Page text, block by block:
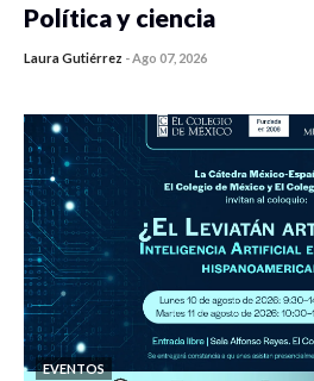
Política y ciencia
Laura Gutiérrez -Ago 07, 2026
EVENTOS